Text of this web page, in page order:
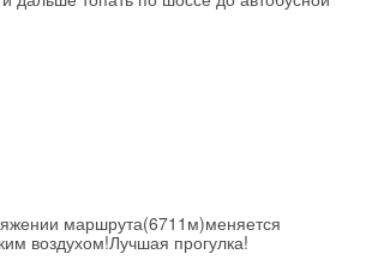
маршрута(6711м)меняется
воздухом!Лучшая прогулка!